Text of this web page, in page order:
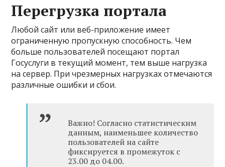
Перегрузка портала
Любой сайт или веб-приложение имеет
ограниченную пропускную способность. Чем
больше пользователей посещают портал
Госуслуги в текущий момент, тем выше нагрузка
на сервер. При чрезмерных нагрузках отмечаются
различные ошибки и сбои.
Важно! Согласно статистическим
данным, наименьшее количество
пользователей на сайте
фиксируется в промежуток с
23.00 до 04.00.